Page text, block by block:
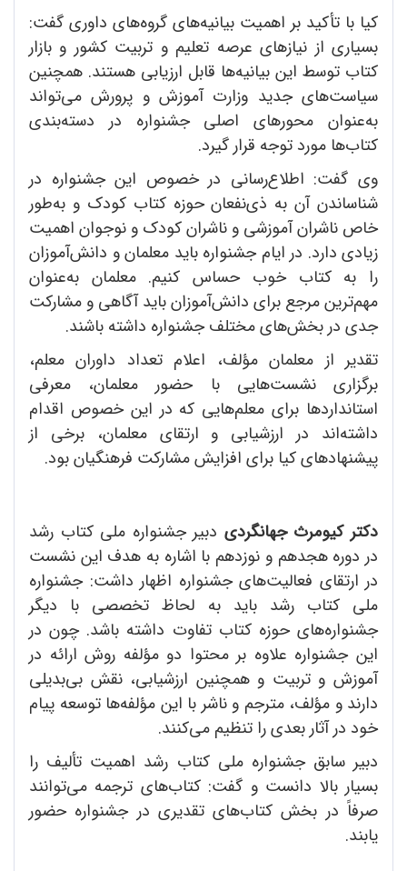
کیا با تأکید بر اهمیت بیانیه‌های گروه‌های داوری گفت:
بسیاری از نیازهای عرصه تعلیم و تربیت کشور و بازار
کتاب توسط این بیانیه‌ها قابل ارزیابی هستند. همچنین
سیاست‌های جدید وزارت آموزش و پرورش می‌تواند
به‌عنوان محورهای اصلی جشنواره در دسته‌بندی
کتاب‌ها مورد توجه قرار گیرد.
وی گفت: اطلاع‌رسانی در خصوص این جشنواره در
شناساندن آن به ذی‌نفعان حوزه کتاب کودک و به‌طور
خاص ناشران آموزشی و ناشران کودک و نوجوان اهمیت
زیادی دارد. در ایام جشنواره باید معلمان و دانش‌آموزان
را به کتاب خوب حساس کنیم. معلمان به‌عنوان
مهم‌ترین مرجع برای دانش‌آموزان باید آگاهی و مشارکت
جدی در بخش‌های مختلف جشنواره داشته باشند.
تقدیر از معلمان مؤلف، اعلام تعداد داوران معلم،‌
برگزاری نشست‌هایی با حضور معلمان، معرفی
استانداردها برای معلم‌هایی که در این خصوص اقدام
داشته‌اند در ارزشیابی و ارتقای معلمان، برخی از
پیشنهادهای کیا برای افزایش مشارکت فرهنگیان بود.
دکتر کیومرث جهانگردی دبیر جشنواره ملی کتاب رشد
در دوره هجدهم و نوزدهم با اشاره به هدف این نشست
در ارتقای فعالیت‌های جشنواره اظهار داشت: جشنواره
ملی کتاب رشد باید به لحاظ تخصصی با دیگر
جشنواره‌های حوزه کتاب تفاوت داشته باشد. چون در
این جشنواره علاوه بر محتوا دو مؤلفه روش ارائه در
آموزش و تربیت و همچنین ارزشیابی، نقش بی‌بدیلی
دارند و مؤلف، مترجم و ناشر با این مؤلفه‌ها توسعه پیام
خود در آثار بعدی را تنظیم می‌کنند.
دبیر سابق جشنواره ملی کتاب رشد اهمیت تألیف را
بسیار بالا دانست و گفت: کتاب‌های ترجمه می‌توانند
صرفاً در بخش کتاب‌های تقدیری در جشنواره حضور
یابند.